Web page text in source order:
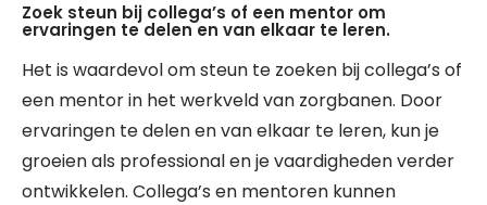
Zoek steun bij collega’s of een mentor om
ervaringen te delen en van elkaar te leren.
Het is waardevol om steun te zoeken bij collega’s of
een mentor in het werkveld van zorgbanen. Door
ervaringen te delen en van elkaar te leren, kun je
groeien als professional en je vaardigheden verder
ontwikkelen. Collega’s en mentoren kunnen